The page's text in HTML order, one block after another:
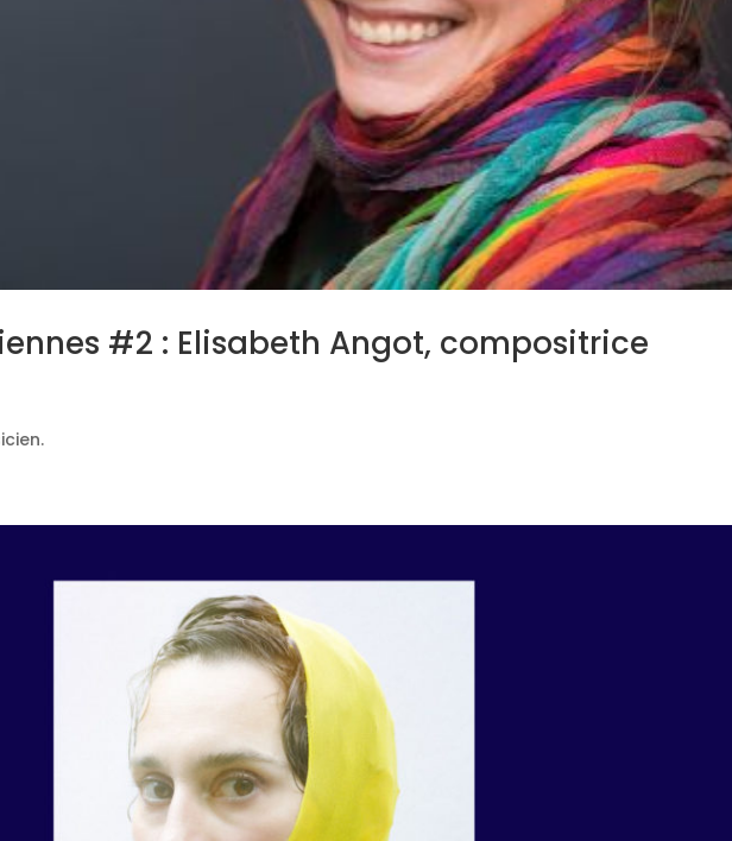
#2 : Elisabeth Angot, compositrice